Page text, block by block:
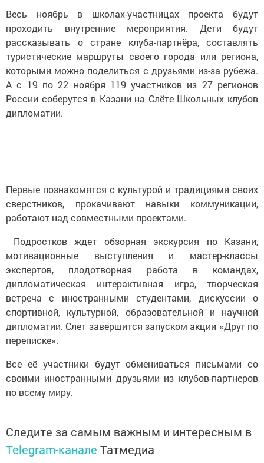
Весь ноябрь в школах-участницах проекта будут
проходить внутренние мероприятия. Дети будут
рассказывать о стране клуба-партнёра, составлять
туристические маршруты своего города или региона,
которыми можно поделиться с друзьями из-за рубежа.
А с 19 по 22 ноября 119 участников из 27 регионов
России соберутся в Казани на Слёте Школьных клубов
дипломатии.
Первые познакомятся с культурой и традициями своих
сверстников, прокачивают навыки коммуникации,
работают над совместными проектами.
Подростков ждет обзорная экскурсия по Казани,
мотивационные выступления и мастер-классы
экспертов, плодотворная работа в командах,
дипломатическая интерактивная игра, творческая
встреча с иностранными студентами, дискуссии о
спортивной, культурной, образовательной и научной
дипломатии. Слет завершится запуском акции «Друг по
переписке».
Все её участники будут обмениваться письмами со
своими иностранными друзьями из клубов-партнеров
по всему миру.
Следите за самым важным и интересным в
Telegram-канале Татмедиа